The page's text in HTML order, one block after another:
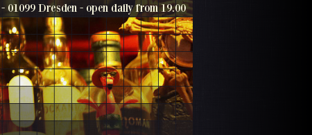
01099 Dresden - open daily from 19.00